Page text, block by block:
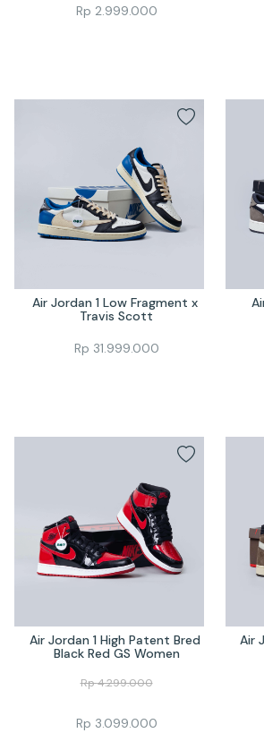
Rp 2.999.000
Air Jordan 1 Low Fragment x
Travis Scott
Rp 31.999.000
Air Jordan 1 High Patent Bred
Black Red GS Women
Rp4.299.000
Rp 3.099.000
Air